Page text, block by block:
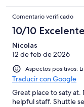
Comentario verificado
10/10 Excelente
Nicolas
12 de feb de 2026
Aspectos positivos:
Traducir con Google
Great place to saty
helpful staff. Shuttle